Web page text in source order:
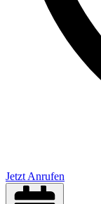
Jetzt Anrufen